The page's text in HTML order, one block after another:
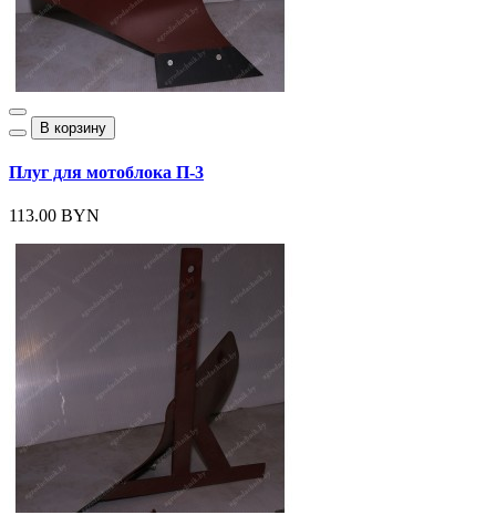
В корзину
Плуг для мотоблока П-3
113.00 BYN